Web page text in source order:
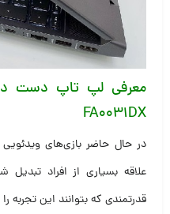
FA0031DX
در حال حاضر بازی‌های
علاقه بسیاری از افراد